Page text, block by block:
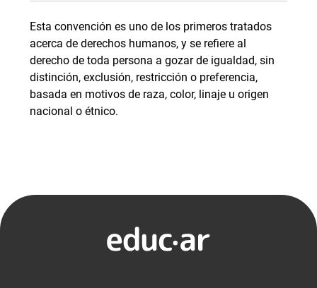
Esta convención es uno de los primeros tratados
acerca de derechos humanos, y se refiere al
derecho de toda persona a gozar de igualdad, sin
distinción, exclusión, restricción o preferencia,
basada en motivos de raza, color, linaje u origen
nacional o étnico.